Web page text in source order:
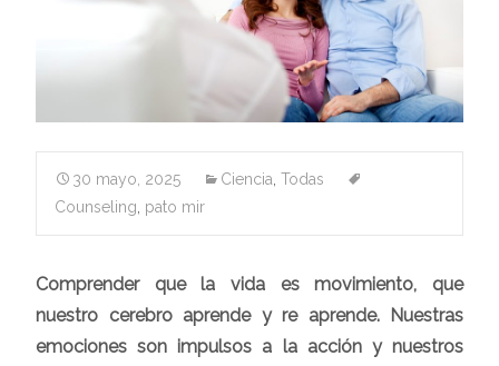
30 mayo, 2025 Ciencia Todas
Counseling pato mir
Comprender que la vida es movimiento, que
nuestro cerebro aprende y re aprende. Nuestras
emociones son impulsos a la acción y nuestros